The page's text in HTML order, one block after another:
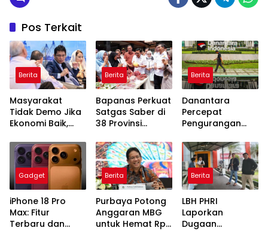
Pos Terkait
Berita
Masyarakat
Tidak Demo Jika
Ekonomi Baik,
Terjadi Sekarang!
Berita
Bapanas Perkuat
Satgas Saber di
38 Provinsi
Berita
Danantara
Percepat
Pengurangan
Belasan Anak
Usaha TLKM dan
SMGR
Gadget
iPhone 18 Pro
Max: Fitur
Terbaru dan
Berita
Purbaya Potong
Anggaran MBG
untuk Hemat Rp
Berita
LBH PHRI
Laporkan
Dugaan